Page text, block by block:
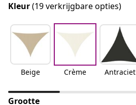
Kleur(19 verkrijgbare opties)
Beige Crème Antraciet
Grootte